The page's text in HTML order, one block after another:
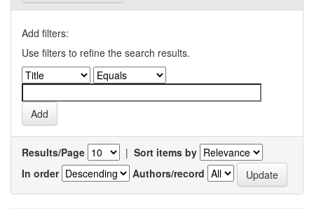
Add filters:
Use filters to refine the search results.
Results/Page | Sort items by
In order
Authors/record